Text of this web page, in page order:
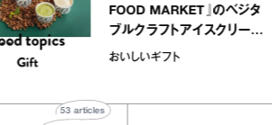
FOOD MARKET』のベ
ブルクラフトアイスクリ
｜真野知子の「おいし
おいしいギフト
articles